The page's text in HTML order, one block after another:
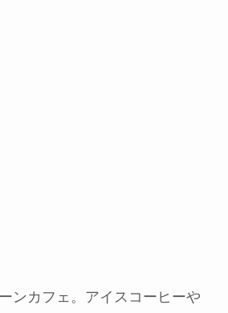
ンカフェ。アイスコーヒーや